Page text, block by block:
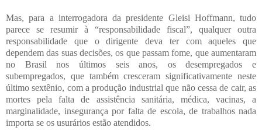
Mas, para a interrogadora da presidente Gleisi Hoffmann, tudo
parece se resumir à “responsabilidade fiscal”, qualquer outra
responsabilidade que o dirigente deva ter com aqueles que
dependem das suas decisões, os que passam fome, que aumentaram
no Brasil nos últimos seis anos, os desempregados e
subempregados, que também cresceram significativamente neste
último sextênio, com a produção industrial que não cessa de cair, as
mortes pela falta de assistência sanitária, médica, vacinas, a
marginalidade, insegurança por falta de escola, de trabalhos nada
importa se os usurários estão atendidos.